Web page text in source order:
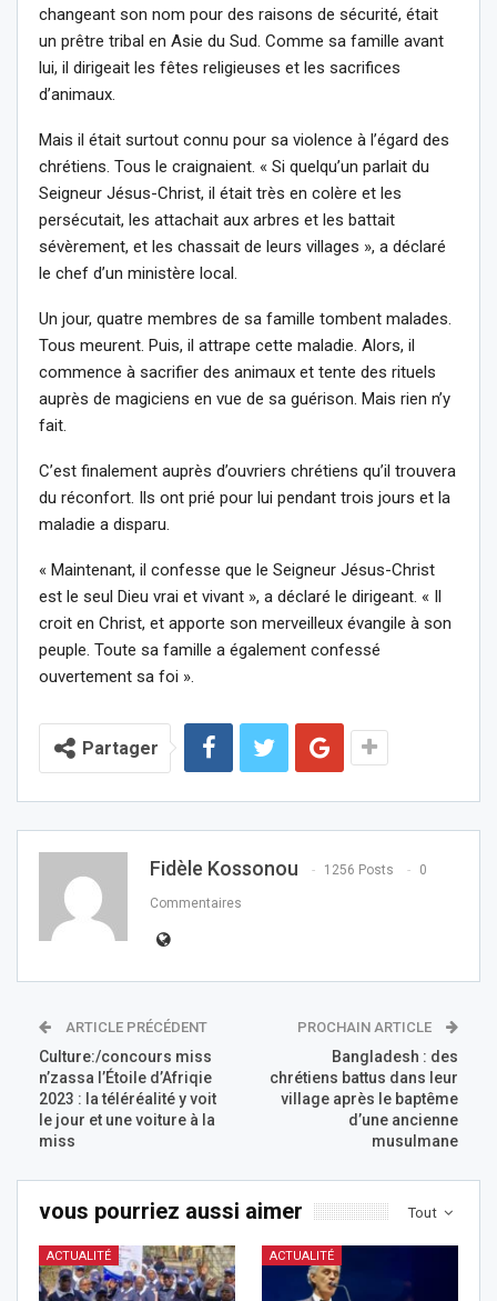
changeant son nom pour des raisons de sécurité, était
un prêtre tribal en Asie du Sud. Comme sa famille avant
lui, il dirigeait les fêtes religieuses et les sacrifices
d’animaux.
Mais il était surtout connu pour sa violence à l’égard des
chrétiens. Tous le craignaient. « Si quelqu’un parlait du
Seigneur Jésus-Christ, il était très en colère et les
persécutait, les attachait aux arbres et les battait
sévèrement, et les chassait de leurs villages », a déclaré
le chef d’un ministère local.
Un jour, quatre membres de sa famille tombent malades.
Tous meurent. Puis, il attrape cette maladie. Alors, il
commence à sacrifier des animaux et tente des rituels
auprès de magiciens en vue de sa guérison. Mais rien n’y
fait.
C’est finalement auprès d’ouvriers chrétiens qu’il trouvera
du réconfort. Ils ont prié pour lui pendant trois jours et la
maladie a disparu.
« Maintenant, il confesse que le Seigneur Jésus-Christ
est le seul Dieu vrai et vivant », a déclaré le dirigeant. « Il
croit en Christ, et apporte son merveilleux évangile à son
peuple. Toute sa famille a également confessé
ouvertement sa foi ».
Partager
Fidèle Kossonou 1256 Posts 0
Commentaires
ARTICLE PRÉCÉDENT
Culture:/concours miss
n’zassa l’Étoile d’Afriqie
2023 : la téléréalité y voit
le jour et une voiture à la
miss
PROCHAIN ARTICLE
Bangladesh : des
chrétiens battus dans leur
village après le baptême
d’une ancienne
musulmane
Tout
vous pourriez aussi aimer
ACTUALITÉ ACTUALITÉ